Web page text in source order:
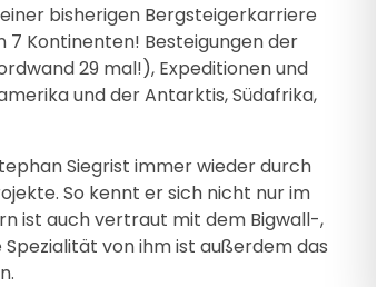
bisherigen Bergsteigerkarriere
7 Kontinenten! Besteigungen der
29 mal!), Expeditionen und
und der Antarktis, Südafrika,
Siegrist immer wieder durch
So kennt er sich nicht nur im
ist auch vertraut mit dem Bigwall-,
von ihm ist außerdem das